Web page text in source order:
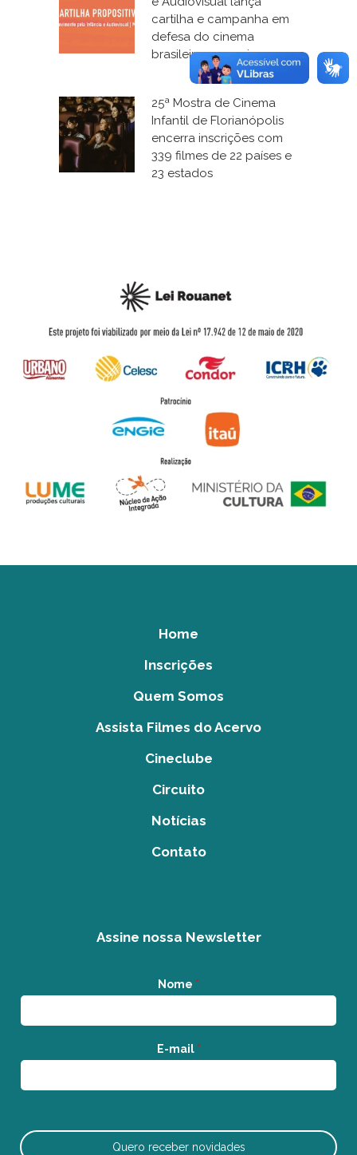
cartilha e campanha em
defesa do cinema
brasileiro para crianças
25ª Mostra de Cinema
Infantil de Florianópolis
encerra inscrições com
339 filmes de 22 países e
23 estados
Home
Inscrições
Quem Somos
Assista Filmes do Acervo
Cineclube
Circuito
Notícias
Contato
Assine nossa Newsletter
Nome *
E-mail *
Quero receber novidades